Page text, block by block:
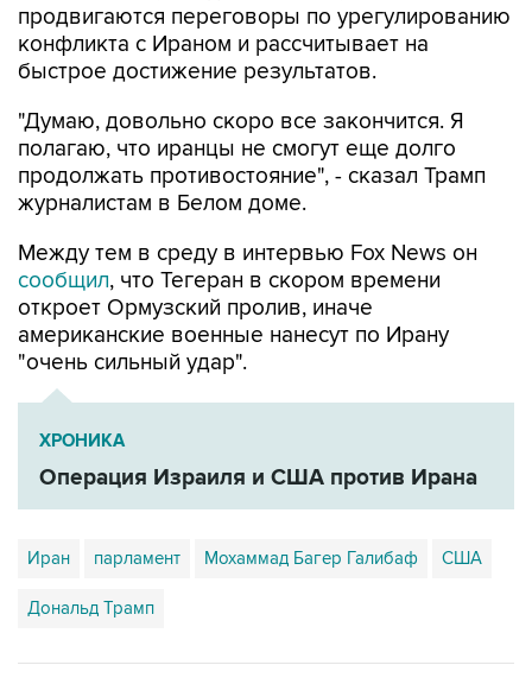
продвигаются переговоры по урегулированию
конфликта с Ираном и рассчитывает на
быстрое достижение результатов.
"Думаю, довольно скоро все закончится. Я
полагаю, что иранцы не смогут еще долго
продолжать противостояние", - сказал Трамп
журналистам в Белом доме.
Между тем в среду в интервью Fox News он
сообщил, что Тегеран в скором времени
откроет Ормузский пролив, иначе
американские военные нанесут по Ирану
"очень сильный удар".
ХРОНИКА
Операция Израиля и США против Ирана
Иран парламент Мохаммад Багер Галибаф США
Дональд Трамп